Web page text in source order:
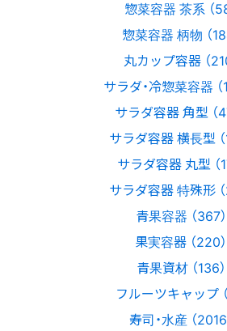
惣菜容器 茶系 （
惣菜容器 柄物 （
丸カップ容器 （
サラダ・冷惣菜容器 （
サラダ容器 角型 （
サラダ容器 横長型 （
サラダ容器 丸型 （
サラダ容器 特殊形 （
青果容器 （367）
果実容器 （220）
青果資材 （136）
フルーツキャップ （
寿司・水産 （2016